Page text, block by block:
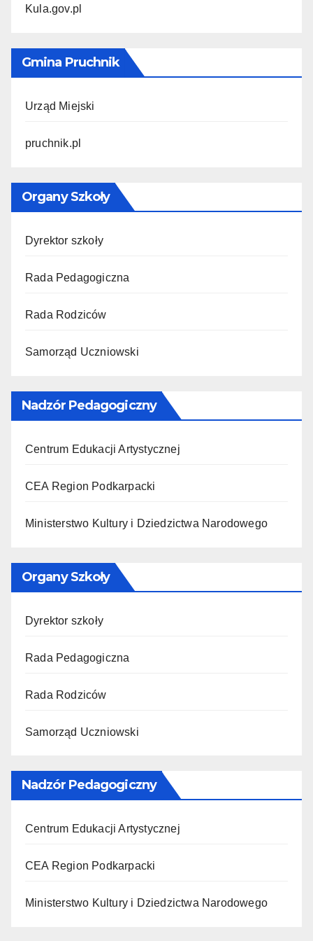
Kula.gov.pl
Gmina Pruchnik
Urząd Miejski
pruchnik.pl
Organy Szkoły
Dyrektor szkoły
Rada Pedagogiczna
Rada Rodziców
Samorząd Uczniowski
Nadzór Pedagogiczny
Centrum Edukacji Artystycznej
CEA Region Podkarpacki
Ministerstwo Kultury i Dziedzictwa Narodowego
Organy Szkoły
Dyrektor szkoły
Rada Pedagogiczna
Rada Rodziców
Samorząd Uczniowski
Nadzór Pedagogiczny
Centrum Edukacji Artystycznej
CEA Region Podkarpacki
Ministerstwo Kultury i Dziedzictwa Narodowego